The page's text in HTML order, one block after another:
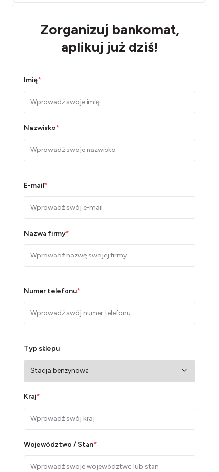
Zorganizuj bankomat,
aplikuj już dziś!
Imię*
Nazwisko*
E-mail*
Nazwa firmy*
Numer telefonu*
Typ sklepu
Kraj*
Województwo / Stan*